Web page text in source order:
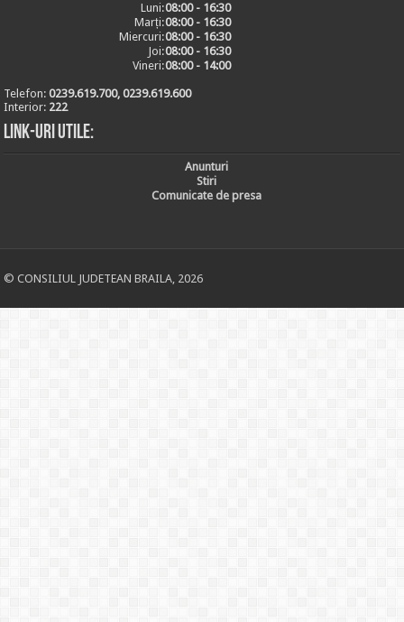
Luni:08:00 - 16:30
Marți:08:00 - 16:30
Miercuri:08:00 - 16:30
Joi:08:00 - 16:30
Vineri:08:00 - 14:00
Telefon:0239.619.700, 0239.619.600
Interior: 222
Link-uri utile:
Anunturi
Stiri
Comunicate de presa
© CONSILIUL JUDETEAN BRAILA, 2026